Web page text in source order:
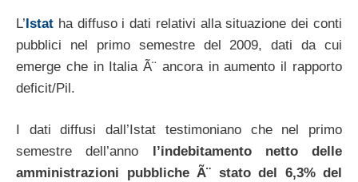
L’Istat ha diffuso i dati relativi alla situazione dei conti
pubblici nel primo semestre del 2009, dati da cui
emerge che in Italia Ã¨ ancora in aumento il rapporto
deficit/Pil.
I dati diffusi dall’Istat testimoniano che nel primo
semestre dell’anno
l’indebitamento netto delle
amministrazioni pubbliche Ã¨ stato del 6,3% del